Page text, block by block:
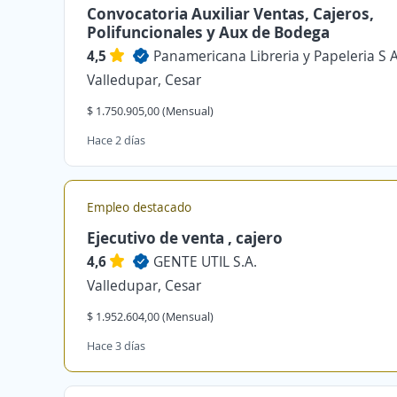
Convocatoria Auxiliar Ventas, Cajeros,
Polifuncionales y Aux de Bodega
4,5
Panamericana Libreria y Papeleria S
Valledupar, Cesar
$ 1.750.905,00 (Mensual)
Hace 2 días
Empleo destacado
Ejecutivo de venta , cajero
4,6
GENTE UTIL S.A.
Valledupar, Cesar
$ 1.952.604,00 (Mensual)
Hace 3 días